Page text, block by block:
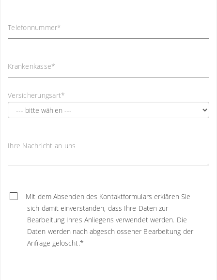
Telefonnummer*
Krankenkasse*
Versicherungsart*
Ihre Nachricht an uns
Mit dem Absenden des Kontaktformulars erklären Sie
sich damit einverstanden, dass Ihre Daten zur
Bearbeitung Ihres Anliegens verwendet werden. Die
Daten werden nach abgeschlossener Bearbeitung der
Anfrage gelöscht.*